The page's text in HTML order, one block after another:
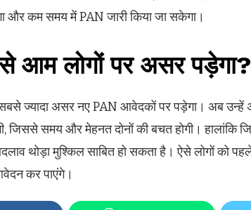
और कम समय में PAN जारी किया जा सकेगा।
आम लोगों पर असर पड़ेगा?
ज्यादा असर नए PAN आवेदकों पर पड़ेगा। अब
जिससे समय और मेहनत दोनों की बचत होगी। हालांकि
थोड़ा मुश्किल साबित हो सकता है। ऐसे लोगों को
कर पाएंगे।